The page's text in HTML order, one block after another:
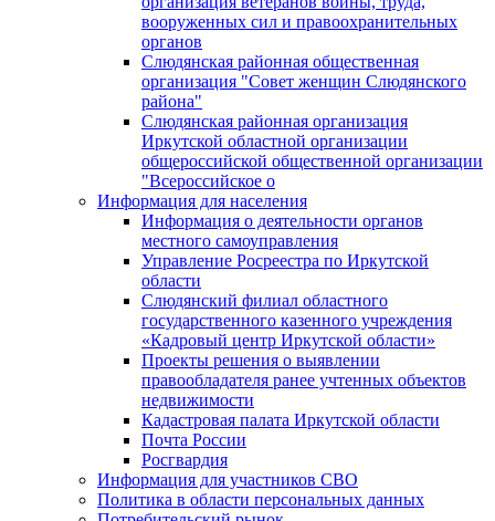
вооруженных сил и правоохранительных
органов
Слюдянская районная общественная
организация "Совет женщин Слюдянского
района"
Слюдянская районная организация
Иркутской областной организации
общероссийской общественной организации
"Всероссийское о
Информация для населения
Информация о деятельности органов
местного самоуправления
Управление Росреестра по Иркутской
области
Слюдянский филиал областного
государственного казенного учреждения
«Кадровый центр Иркутской области»
Проекты решения о выявлении
правообладателя ранее учтенных объектов
недвижимости
Кадастровая палата Иркутской области
Почта России
Росгвардия
Информация для участников СВО
Политика в области персональных данных